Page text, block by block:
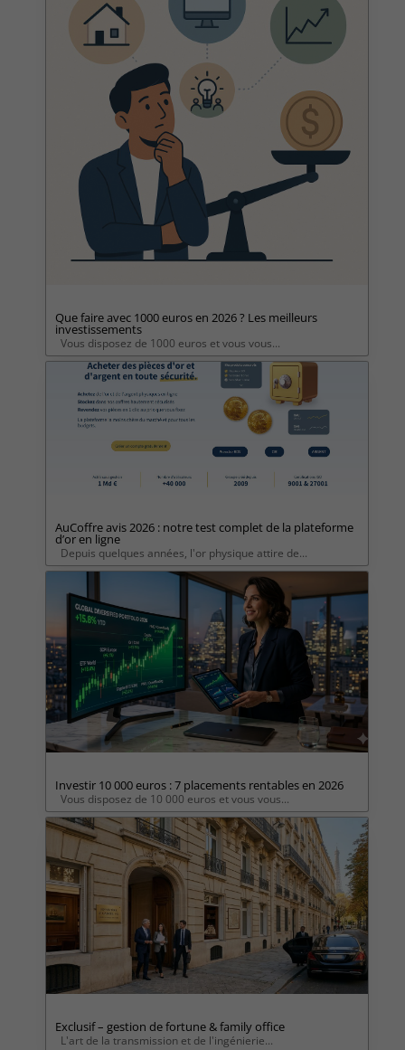
Que faire avec 1000 euros en 2026 ? Les meilleurs
investissements
Vous disposez de 1000 euros et vous vous...
AuCoffre avis 2026 : notre test complet de la plateforme
d’or en ligne
Depuis quelques années, l'or physique attire de...
Investir 10 000 euros : 7 placements rentables en 2026
Vous disposez de 10 000 euros et vous vous...
Exclusif – gestion de fortune & family office
L'art de la transmission et de l'ingénierie...